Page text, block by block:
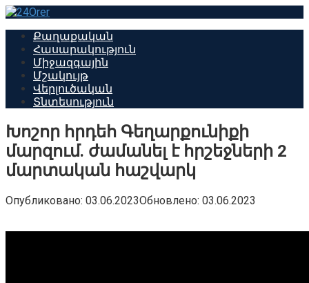
Перейти
контентуՔաղաքական
Հասարակություն
Միջազգային
Մշակույթ
Վերլուծական
Տնտեսություն
Խոշոր հրդեհ Գեղարքունիքի
մարզում. ժամանել է հրշեջների 2
մարտական հաշվարկ
Опубликовано: 03.06.2023Обновлено: 03.06.2023